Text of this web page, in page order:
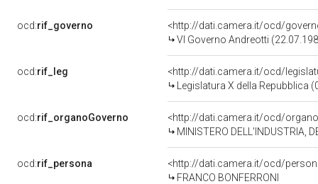
ocd:rif_governo
<http://dati.camera.it/ocd/
VI Governo Andreotti
ocd:rif_leg
<http://dati.camera.it/ocd/
Legislatura X della Repubblica
ocd:rif_organoGoverno
<http://dati.camera.it/ocd/
MINISTERO DELL'INDUSTRIA,
ocd:rif_persona
<http://dati.camera.it/ocd/
FRANCO BONFERRONI